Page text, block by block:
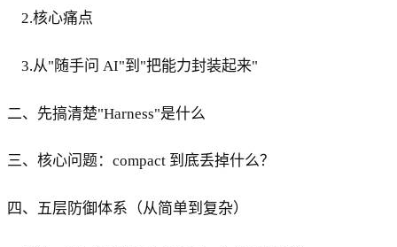
2.核心痛点
3.从"随手问 AI"到"把能力封装起来"
二、先搞清楚"Harness"是什么
三、核心问题：compact 到底丢掉什么？
四、五层防御体系（从简单到复杂）